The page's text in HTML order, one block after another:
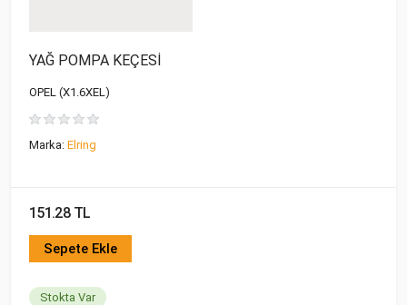
YAĞ POMPA KEÇESİ
OPEL (X1.6XEL)
Marka: Elring
151.28 TL
Sepete Ekle
Stokta Var